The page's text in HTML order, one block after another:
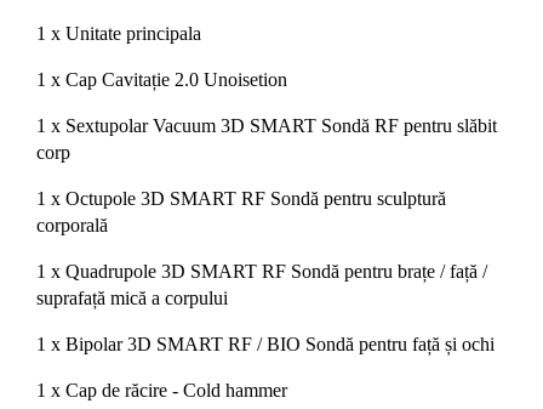
1 x Unitate principala
1 x Cap Cavitație 2.0 Unoisetion
1 x Sextupolar Vacuum 3D SMART Sondă RF pentru slăbit
corp
1 x Octupole 3D SMART RF Sondă pentru sculptură
corporală
1 x Quadrupole 3D SMART RF Sondă pentru brațe / față /
suprafață mică a corpului
1 x Bipolar 3D SMART RF / BIO Sondă pentru față și ochi
1 x Cap de răcire - Cold hammer